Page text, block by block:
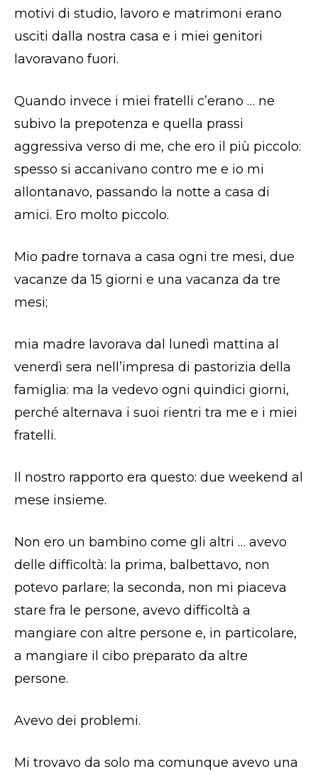
motivi di studio, lavoro e matrimoni erano
usciti dalla nostra casa e i miei genitori
lavoravano fuori.
Quando invece i miei fratelli c’erano … ne
subivo la prepotenza e quella prassi
aggressiva verso di me, che ero il più piccolo:
spesso si accanivano contro me e io mi
allontanavo, passando la notte a casa di
amici. Ero molto piccolo.
Mio padre tornava a casa ogni tre mesi, due
vacanze da 15 giorni e una vacanza da tre
mesi;
mia madre lavorava dal lunedì mattina al
venerdì sera nell’impresa di pastorizia della
famiglia: ma la vedevo ogni quindici giorni,
perché alternava i suoi rientri tra me e i miei
fratelli.
Il nostro rapporto era questo: due weekend al
mese insieme.
Non ero un bambino come gli altri … avevo
delle difficoltà: la prima, balbettavo, non
potevo parlare; la seconda, non mi piaceva
stare fra le persone, avevo difficoltà a
mangiare con altre persone e, in particolare,
a mangiare il cibo preparato da altre
persone.
Avevo dei problemi.
Mi trovavo da solo ma comunque avevo una